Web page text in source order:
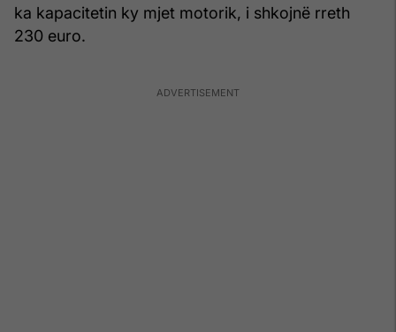
ka kapacitetin ky mjet motorik, i shkojnë rreth
230 euro.